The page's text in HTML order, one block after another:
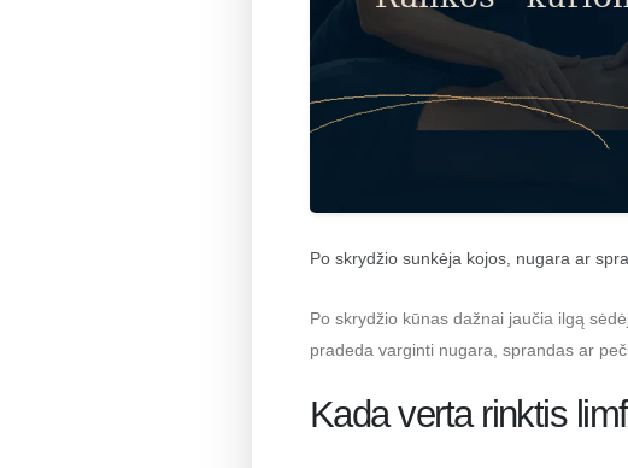
Po skrydžio sunkėja kojos, nugara ar
Po skrydžio kūnas dažnai jaučia ilgą
pradeda varginti nugara, sprandas ar
Kada verta rinktis